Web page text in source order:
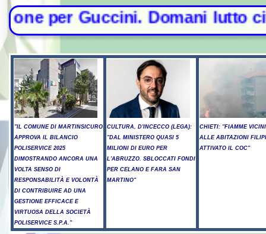
Domani lutto
"IL COMUNE DI MARTINSICURO
APPROVA IL BILANCIO
POLISERVICE 2025
DIMOSTRANDO ANCORA UNA
VOLTA SENSO DI
RESPONSABILITÀ E VOLONTÀ
DI CONTRIBUIRE AD UNA
GESTIONE EFFICACE E
VIRTUOSA DELLA SOCIETÀ
POLISERVICE S.P.A."
CULTURA, D'INCECCO (LEGA):
"DAL MINISTERO QUASI 5
MILIONI DI EURO PER
L'ABRUZZO. SBLOCCATI FONDI
PER CELANO E FARA SAN
MARTINO"
CHIETI: "FIAMME
ALLE ABITAZIONI
ATTIVATO IL COC"